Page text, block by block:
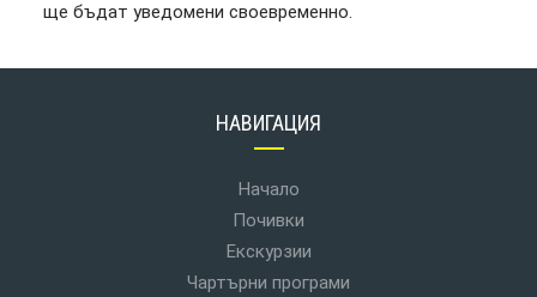
ще бъдат уведомени своевременно.
НАВИГАЦИЯ
Начало
Почивки
Екскурзии
Чартърни програми